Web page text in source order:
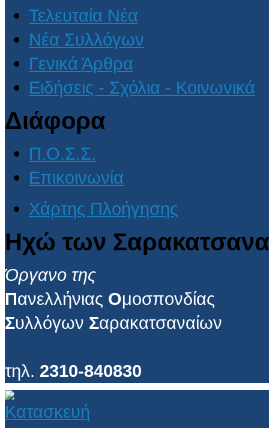
Τελευταία Νέα
Νέα Συλλόγων
Γενικά Άρθρα
Ειδήσεις - Σχόλια - Κοινωνικά
Διάφορα
Π.Ο.Σ.Σ.
Επικοινωνία
Χάρτης Πλοήγησης
Ηχώ των
Όργανο της
Πανελλήνιας Ομοσπονδίας
Συλλόγων Σαρακατσαναίων
τηλ. 2310-840830